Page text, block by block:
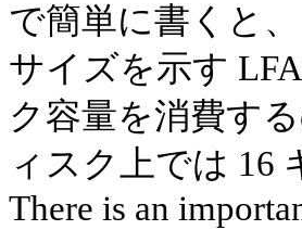
で簡単に書くと
サイズを示す
ク容量を消費す
ィスク上では 16
There is an